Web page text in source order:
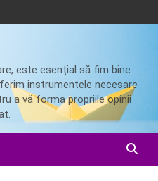
este esențial să fim bine
instrumentele necesare
a vă forma propriile opinii